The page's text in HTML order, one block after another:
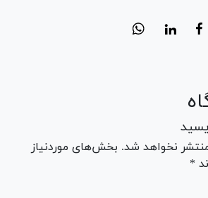
نخواهد شد. بخش‌های موردنیاز
*